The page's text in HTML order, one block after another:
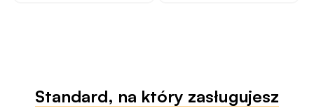
Standard, na który zasługujesz